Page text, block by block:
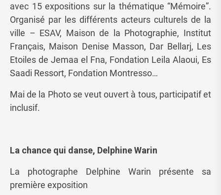
avec 15 expositions sur la thématique “Mémoire”.
Organisé par les différents acteurs culturels de la
ville – ESAV, Maison de la Photographie, Institut
Français, Maison Denise Masson, Dar Bellarj, Les
Etoiles de Jemaa el Fna, Fondation Leila Alaoui, Es
Saadi Ressort, Fondation Montresso…
Mai de la Photo se veut ouvert à tous, participatif et
inclusif.
La chance qui danse, Delphine Warin
La photographe Delphine Warin présente sa
première exposition